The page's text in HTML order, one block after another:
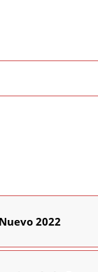
2022